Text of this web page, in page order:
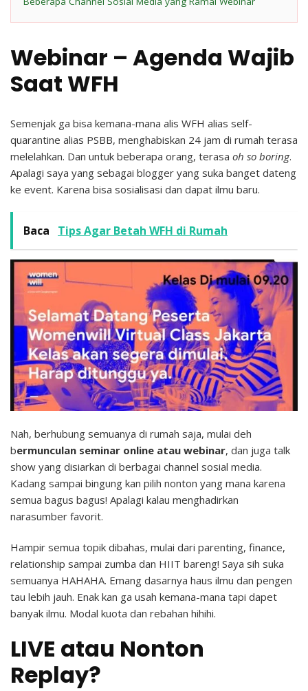
Webinar – Agenda Wajib
Saat WFH
Semenjak ga bisa kemana-mana alis WFH alias self-
quarantine alias PSBB, menghabiskan 24 jam di rumah terasa
melelahkan. Dan untuk beberapa orang, terasa oh so boring.
Apalagi saya yang sebagai blogger yang suka banget dateng
ke event. Karena bisa sosialisasi dan dapat ilmu baru.
Baca Tips Agar Betah WFH di Rumah
Nah, berhubung semuanya di rumah saja, mulai deh
bermunculan seminar online atau webinar, dan juga talk
show yang disiarkan di berbagai channel sosial media.
Kadang sampai bingung kan pilih nonton yang mana karena
semua bagus bagus! Apalagi kalau menghadirkan
narasumber favorit.
Hampir semua topik dibahas, mulai dari parenting, finance,
relationship sampai zumba dan HIIT bareng! Saya sih suka
semuanya HAHAHA. Emang dasarnya haus ilmu dan pengen
tau lebih jauh. Enak kan ga usah kemana-mana tapi dapet
banyak ilmu. Modal kuota dan rebahan hihihi.
LIVE atau Nonton
Replay?